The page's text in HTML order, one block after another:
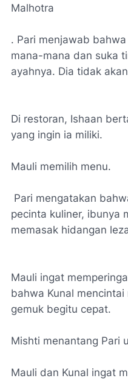
Malhotra
. Pari menjawab
mana-mana dan suka
ayahnya. Dia tidak
Di restoran, Ishaan
yang ingin ia miliki.
Mauli memilih menu.
Pari mengatakan
pecinta kuliner, ibunya
memasak hidangan
Mauli ingat
bahwa Kunal
gemuk begitu cepat.
Mishti menantang Pari
Mauli dan Kunal ingat